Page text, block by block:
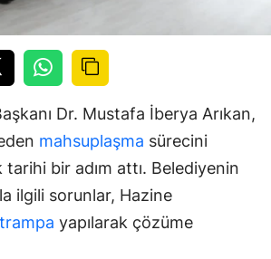
Dr. Mustafa İberya Arıkan,
mahsuplaşma sürecini
tarihi bir adım attı. Belediyenin
ilgili sorunlar, Hazine
trampa yapılarak çözüme